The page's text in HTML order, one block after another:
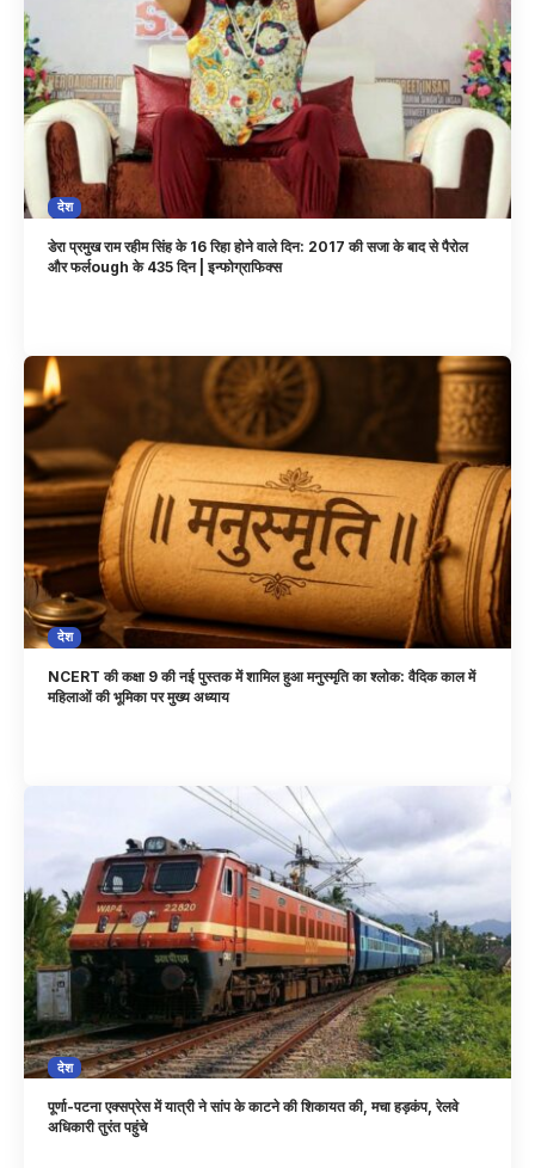
देश
डेरा प्रमुख राम रहीम सिंह के 16 रिहा होने वाले दिन: 2017 की सजा के बाद से पैरोल
और फर्लough के 435 दिन | इन्फोग्राफिक्स
देश
NCERT की कक्षा 9 की नई पुस्तक में शामिल हुआ मनुस्मृति का श्लोक: वैदिक काल में
महिलाओं की भूमिका पर मुख्य अध्याय
देश
पूर्णा-पटना एक्सप्रेस में यात्री ने सांप के काटने की शिकायत की, मचा हड़कंप, रेलवे
अधिकारी तुरंत पहुंचे